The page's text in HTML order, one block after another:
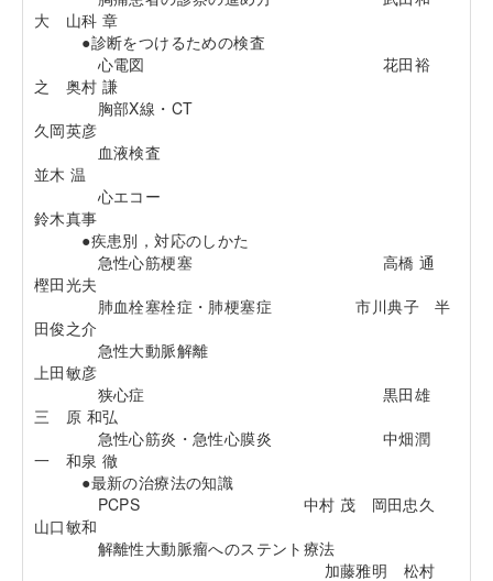
大 山科 章
●診断をつけるための検査
心電図 花田裕
之 奥村 謙
胸部X線・CT
久岡英彦
血液検査
並木 温
心エコー
鈴木真事
●疾患別，対応のしかた
急性心筋梗塞 高橋 通
樫田光夫
肺血栓塞栓症・肺梗塞症 市川典子 半
田俊之介
急性大動脈解離
上田敏彦
狭心症 黒田雄
三 原 和弘
急性心筋炎・急性心膜炎 中畑潤
一 和泉 徹
●最新の治療法の知識
PCPS 中村 茂 岡田忠久
山口敏和
解離性大動脈瘤へのステント療法
加藤雅明 松村